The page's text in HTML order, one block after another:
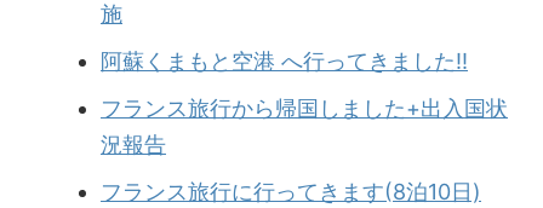
施
阿蘇くまもと空港 へ行ってきました!!
フランス旅行から帰国しました+出入国状
況報告
フランス旅行に行ってきます(8泊10日)